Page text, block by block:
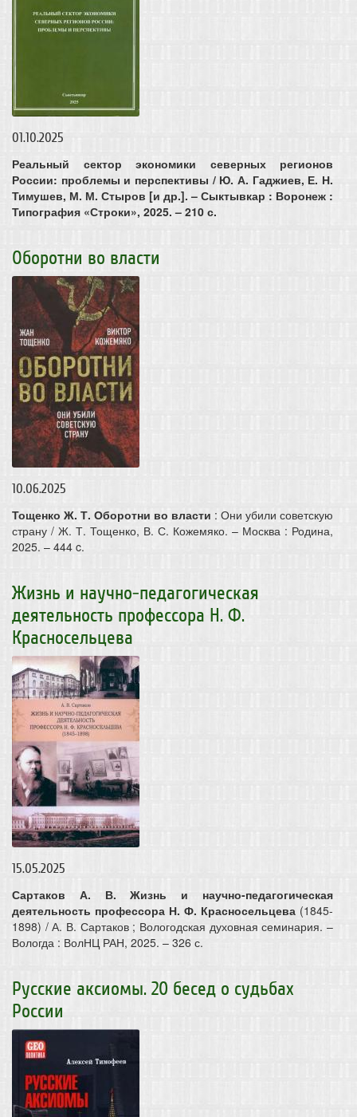
01.10.2025
Реальный сектор экономики северных регионов
России: проблемы и перспективы / Ю. А. Гаджиев, Е. Н.
Тимушев, М. М. Стыров [и др.]. – Сыктывкар : Воронеж :
Типография «Строки», 2025. – 210 с.
Оборотни во власти
10.06.2025
Тощенко Ж. Т. Оборотни во власти : Они убили советскую
страну / Ж. Т. Тощенко, В. С. Кожемяко. – Москва : Родина,
2025. – 444 c.
Жизнь и научно-педагогическая
деятельность профессора Н. Ф.
Красносельцева
15.05.2025
Сартаков А. В. Жизнь и научно-педагогическая
деятельность профессора Н. Ф. Красносельцева (1845-
1898) / А. В. Сартаков ; Вологодская духовная семинария. –
Вологда : ВолНЦ РАН, 2025. – 326 с.
Русские аксиомы. 20 бесед о судьбах
России